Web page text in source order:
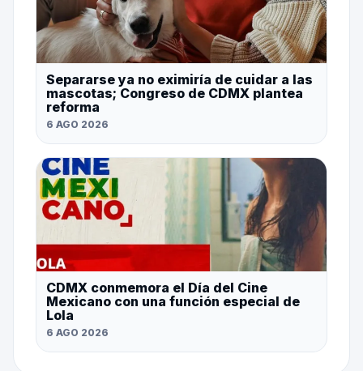
Separarse ya no eximiría de cuidar a las
mascotas; Congreso de CDMX plantea
reforma
6 AGO 2026
CDMX conmemora el Día del Cine
Mexicano con una función especial de
Lola
6 AGO 2026